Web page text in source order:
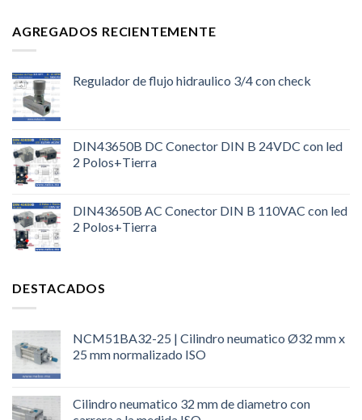
AGREGADOS RECIENTEMENTE
Regulador de flujo hidraulico 3/4 con check
DIN43650B DC Conector DIN B 24VDC con led
2 Polos+Tierra
DIN43650B AC Conector DIN B 110VAC con led
2 Polos+Tierra
DESTACADOS
NCM51BA32-25 | Cilindro neumatico Ø32 mm x
25 mm normalizado ISO
Cilindro neumatico 32 mm de diametro con